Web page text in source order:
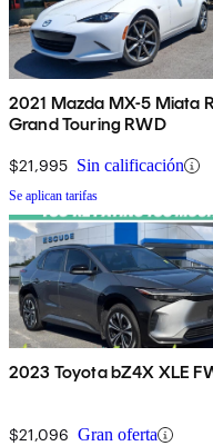
2021 Mazda MX-5 Miata
Grand Touring RWD
$21,995 Sin calificación
Se aplican tarifas
2023 Toyota bZ4X XLE
$21,096 Gran oferta